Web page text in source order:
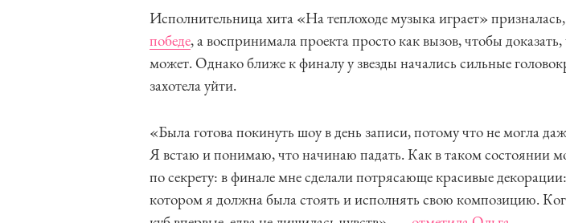
Исполнительница хита «На теплоходе музыка играет»
победе, а воспринимала проекта просто как вызов, чтобы
может. Однако ближе к финалу у звезды начались сильные
захотела уйти.
«Была готова покинуть шоу в день записи, потому что не могла
Я встаю и понимаю, что начинаю падать. Как в таком состоянии
по секрету: в финале мне сделали потрясающе красивые
котором я должна была стоять и исполнять свою композицию.